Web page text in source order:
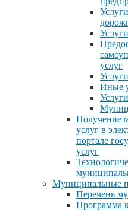
услуг
Иные
Получение
услуг в
портале
услуг
Муниципальные
Перечень
Программа